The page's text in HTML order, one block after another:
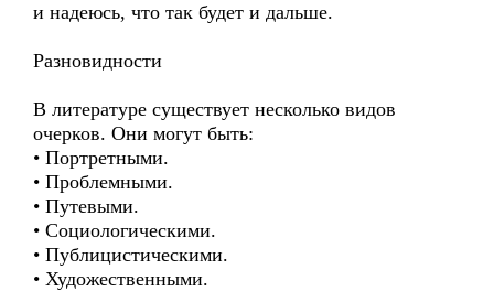
и надеюсь, что так будет и дальше.
Разновидности
В литературе существует несколько видов
очерков. Они могут быть:
• Портретными.
• Проблемными.
• Путевыми.
• Социологическими.
• Публицистическими.
• Художественными.